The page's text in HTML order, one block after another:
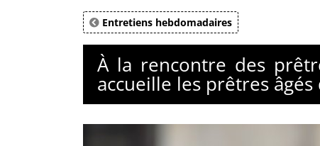
Entretiens hebdomadaires
À la rencontre des
accueille les prêtres